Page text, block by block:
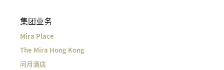
集团业务
Mira Place
The Mira Hong Kong
问月酒店